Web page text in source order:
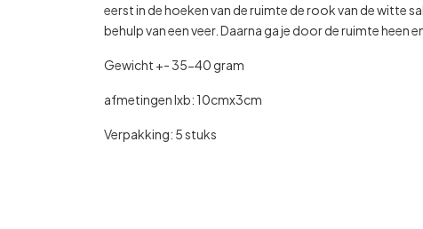
eerst in de hoeken van de ruimte de rook van de witte
behulp van een veer. Daarna ga je door de ruimte heen
Gewicht +- 35-40 gram
afmetingen lxb: 10cmx3cm
Verpakking: 5 stuks